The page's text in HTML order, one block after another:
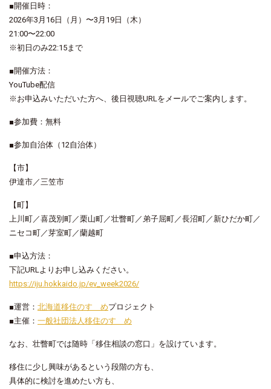
■開催日時：
2026年3 月 16日（月）〜3 月 19日（木）
21:00〜22:00
※初日のみ22:15 まで
■開催方法：
YouTube配信
※ お申込みいただいた方へ、後日視聴URL をメールでご案内します。
■参加費：無料
■参加自治体（ 12自治体）
【市】
伊達市／三笠市
【町】
上川町／喜茂別町／栗山町／壮瞥町／弟子屈町／長沼町／新ひだか町／
ニセコ町／芽室町／蘭越町
■申込方法：
下記URL よりお申し込みください。
https://iju.hokkaido.jp/ev_week2026/
■運営： 北海道移住のすゝめプロジェクト
■主催： 一般社団法人移住のすゝめ
なお、壮瞥町では随時「移住相談の窓口」を設けています。
移住に少し興味があるという段階の方も、
具体的に検討を進めたい方も、